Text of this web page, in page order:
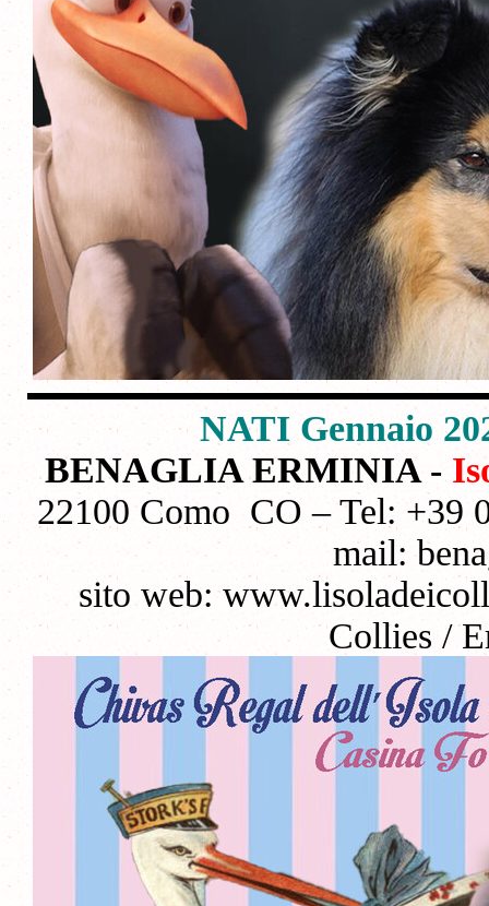
NATI Gennaio
BENAGLIA ERMINIA -
22100 Como CO – Tel:
mail:
sito web:
Collies /